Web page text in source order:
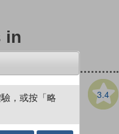
in
3.4
，或按「略